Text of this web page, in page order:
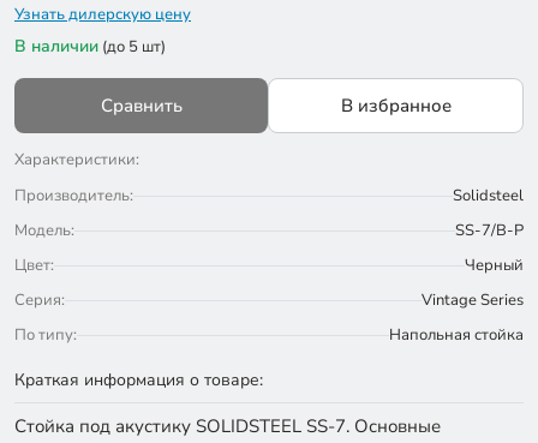
Узнать дилерскую цену
В наличии (до 5 шт)
Сравнить В избранное
Характеристики:
Производитель:
Solidsteel
Модель:
SS-7/B-P
Цвет:
Черный
Серия:
Vintage Series
По типу:
Напольная стойка
Краткая информация о товаре:
Стойка под акустику SOLIDSTEEL SS-7. Основные